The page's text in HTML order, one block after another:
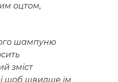
оцтом,
шампуню
зміст
і щоб швидше їм